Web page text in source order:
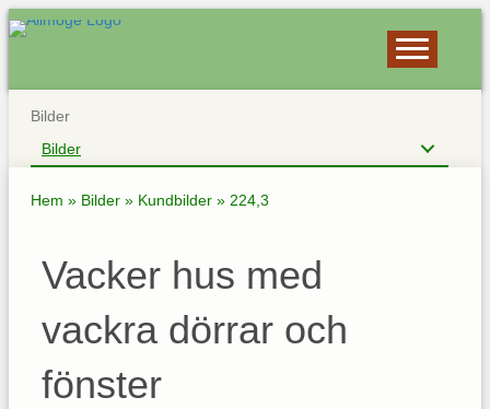
Bilder
Bilder
Hem » Bilder » Kundbilder » 224,3
Vacker hus med
vackra dörrar och
fönster